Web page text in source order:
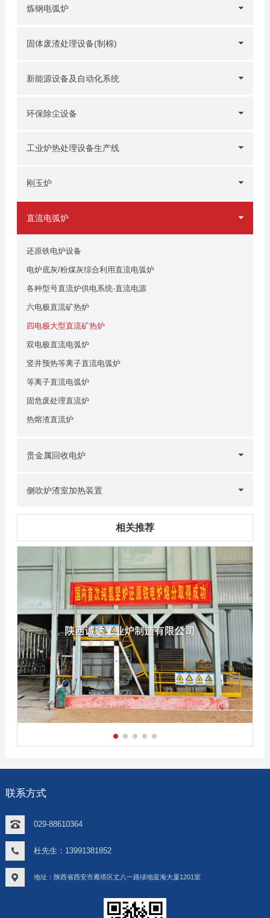
炼钢电弧炉
固体废渣处理设备(制棉)
新能源设备及自动化系统
环保除尘设备
工业炉热处理设备生产线
刚玉炉
直流电弧炉
还原铁电炉设备
电炉底灰/粉煤灰综合利用直流电弧炉
各种型号直流炉供电系统-直流电源
六电极直流矿热炉
四电极大型直流矿热炉
双电极直流电弧炉
竖井预热等离子直流电弧炉
等离子直流电弧炉
固危废处理直流炉
热熔渣直流炉
贵金属回收电炉
侧吹炉渣室加热装置
相关推荐
联系方式
029-88610364
杜先生：13991381852
地址：陕西省西安市雁塔区丈八一路绿地蓝海大厦1201室